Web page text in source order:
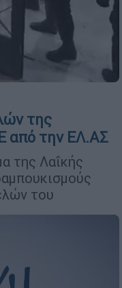
της
από την ΕΛ.ΑΣ
της Λαΐκής
του